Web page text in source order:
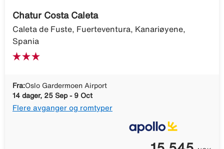
Chatur Costa Caleta
Caleta de Fuste, Fuerteventura, Kanariøyene,
Spania
Fra:Oslo Gardermoen Airport
14 dager, 25 Sep - 9 Oct
Flere avganger og romtyper